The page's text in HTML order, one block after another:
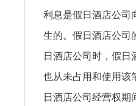
利息是假日酒店公司
生的。假日酒店公司
日酒店公司时，假
也从未占用和使用该
日酒店公司经营权